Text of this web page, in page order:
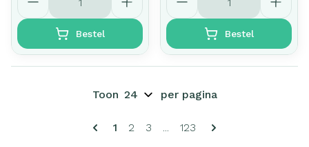
Bestel Bestel
Pagina's
U lees momenteel pagina
1 Pagina
2 Pagina
3 ... Pagina
123
Toon per pagina